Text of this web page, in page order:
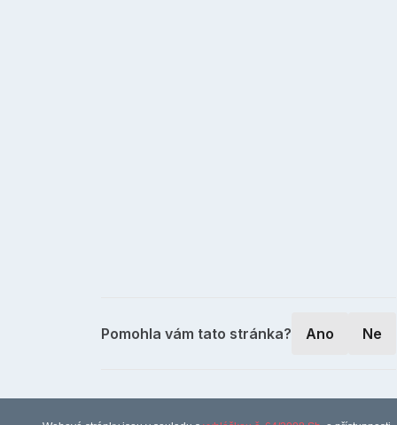
Pomohla vám tato stránka? Ano Ne